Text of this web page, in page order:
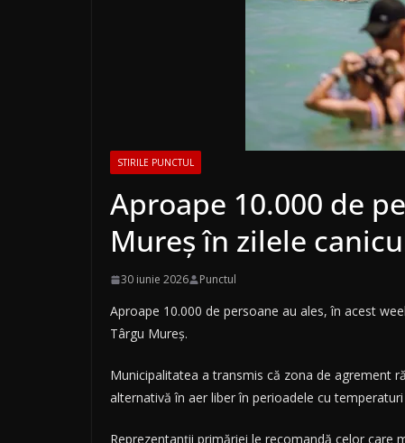
STIRILE PUNCTUL
Aproape 10.000 de
Mureș în zilele
30 iunie 2026 Punctul
Aproape 10.000 de persoane au ales, în acest
Târgu Mureș.
Municipalitatea a transmis că zona de agrement
alternativă în aer liber în perioadele cu
Reprezentanții primăriei le recomandă celor care